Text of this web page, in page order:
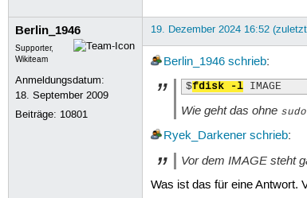
Berlin_1946
Supporter,
Wikiteam
Anmeldungsdatum:
18. September 2009
Beiträge: 10801
19. Dezember 2024 16:52
Berlin_1946 schrieb:
$fdisk -l IMAGE
Wie geht das ohne sudo
Ryek_Darkener schrieb:
Vor dem IMAGE steht
Was ist das für eine Antwort.